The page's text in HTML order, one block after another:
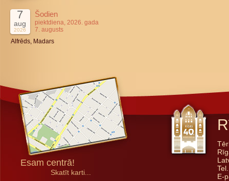
7
aug
2026
Šodien
piektdiena, 2026. gada
7. augusts
Alfrēds, Madars
Esam centrā!
Skatīt karti...
E-